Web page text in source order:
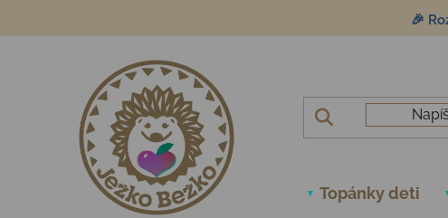
🎉
Topánky deti